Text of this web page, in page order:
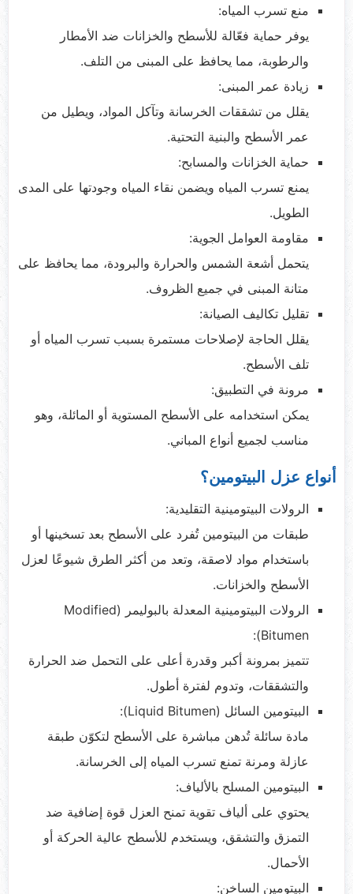
منع تسرب المياه:
يوفر حماية فعّالة للأسطح والخزانات ضد الأمطار
والرطوبة، مما يحافظ على المبنى من التلف.
زيادة عمر المبنى:
يقلل من تشققات الخرسانة وتآكل المواد، ويطيل من
عمر الأسطح والبنية التحتية.
حماية الخزانات والمسابح:
يمنع تسرب المياه ويضمن نقاء المياه وجودتها على المدى
الطويل.
مقاومة العوامل الجوية:
يتحمل أشعة الشمس والحرارة والبرودة، مما يحافظ على
متانة المبنى في جميع الظروف.
تقليل تكاليف الصيانة:
يقلل الحاجة لإصلاحات مستمرة بسبب تسرب المياه أو
تلف الأسطح.
مرونة في التطبيق:
يمكن استخدامه على الأسطح المستوية أو المائلة، وهو
مناسب لجميع أنواع المباني.
أنواع عزل البيتومين؟
الرولات البيتومينية التقليدية:
طبقات من البيتومين تُفرد على الأسطح بعد تسخينها أو
باستخدام مواد لاصقة، وتعد من أكثر الطرق شيوعًا لعزل
الأسطح والخزانات.
الرولات البيتومينية المعدلة بالبوليمر (Modified
Bitumen):
تتميز بمرونة أكبر وقدرة أعلى على التحمل ضد الحرارة
والتشققات، وتدوم لفترة أطول.
البيتومين السائل (Liquid Bitumen):
مادة سائلة تُدهن مباشرة على الأسطح لتكوّن طبقة
عازلة ومرنة تمنع تسرب المياه إلى الخرسانة.
البيتومين المسلح بالألياف:
يحتوي على ألياف تقوية تمنح العزل قوة إضافية ضد
التمزق والتشقق، ويستخدم للأسطح عالية الحركة أو
الأحمال.
البيتومين الساخن: